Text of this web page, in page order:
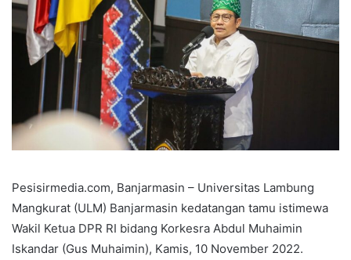
Pesisirmedia.com, Banjarmasin – Universitas Lambung
Mangkurat (ULM) Banjarmasin kedatangan tamu istimewa
Wakil Ketua DPR RI bidang Korkesra Abdul Muhaimin
Iskandar (Gus Muhaimin), Kamis, 10 November 2022.